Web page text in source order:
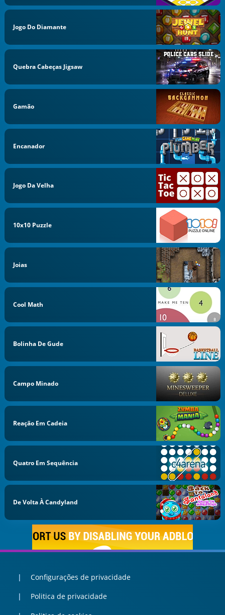
Jogo Do Diamante
Quebra Cabeças Jigsaw
Gamão
Encanador
Jogo Da Velha
10x10 Puzzle
Joias
Cool Math
Bolinha De Gude
Campo Minado
Reação Em Cadeia
Quatro Em Sequência
De Volta À Candyland
Configurações de privacidade
Politica de privacidade